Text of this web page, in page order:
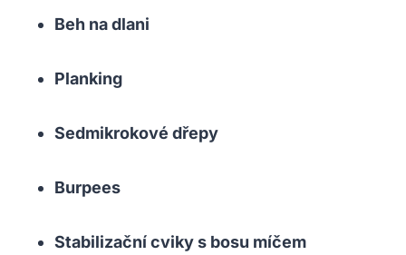
Beh na dlani
Planking
Sedmikrokové dřepy
Burpees
Stabilizační cviky s bosu míčem